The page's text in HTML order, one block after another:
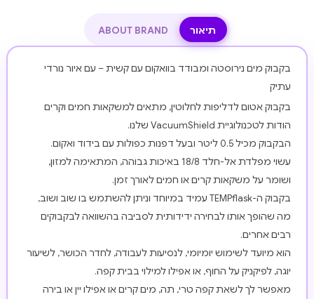
תיאור ABOUT BRAND
בקבוק מים נירוסטה ומבודד בוואקום עם קשית – עם איור נורדי
עתיק
בקבוק אטום לדליפות לחלוטין, מתאים למשקאות חמים וקרים
הודות לטכנולוגיית VacuumShield שלנו.
הבקבוק מכיל 0.5 ליטר ובעל דפנות כפולות עם בידוד ואקום.
עשוי מפלדת אל-חלד 18/8 באיכות גבוהה, המתאימה למזון,
ושומר על משקאות קרים או חמים לאורך זמן.
בקבוק ה-TEMPflask עמיד במיוחד וניתן להשתמש בו שוב ושוב,
מה שהופך אותו לבחירה ידידותית לסביבה בהשוואה לבקבוקים
רבים אחרים.
הוא מיועד לשימוש יומיומי, לנסיעות לעבודה, לחדר הכושר, לשיעור
יוגה, לפיקניק על החוף, או אפילו למילוי בבית קפה.
מאפשר לך לשאת קפה טרי, תה, מים קרים או אפילו יין או בירה